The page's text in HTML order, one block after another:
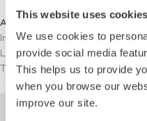
This website uses cookies
We use cookies to
provide social media
This helps us to provide
when you browse our
improve our site.
Användningsområde
Inhemsk
Lätt kommersiell
Tung Kommersiell
För mer teknisk